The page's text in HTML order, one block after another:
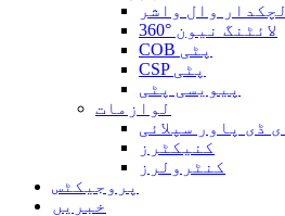
لچکدار وال واشر
360° لائٹنگ نیون
COB پٹی
CSP پٹی
پیویسی پٹی
لوازمات
ڈی پاور سپلائی
کنیکٹرز
کنٹرولرز
پروجیکٹس
خبریں